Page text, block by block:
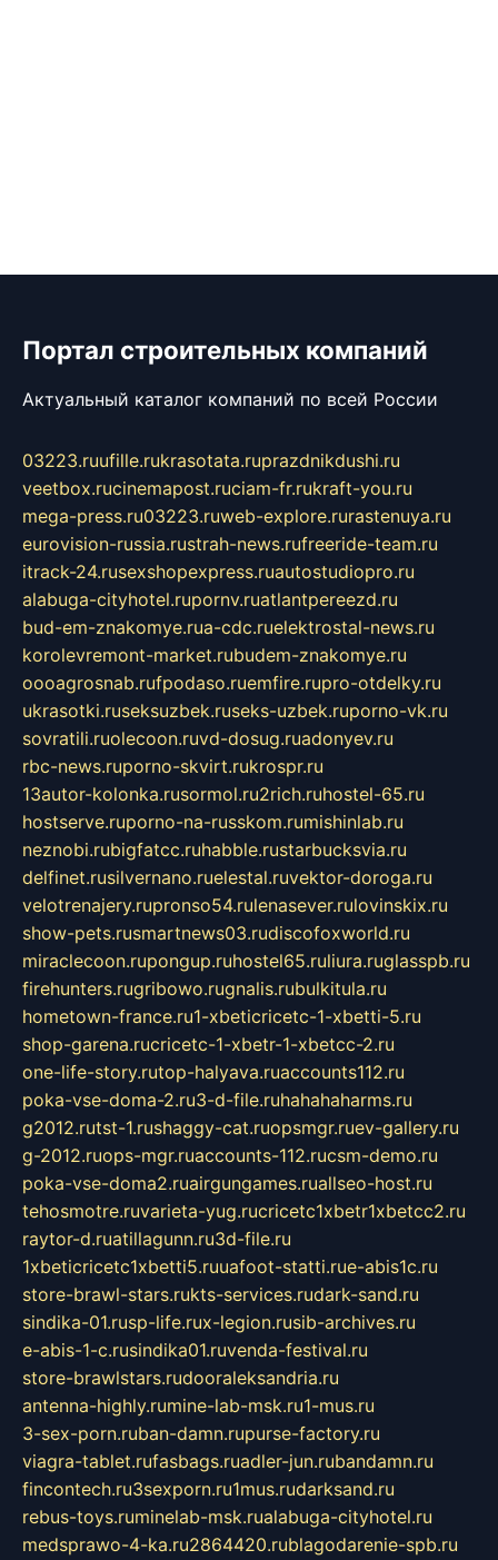
Портал строительных компаний
Актуальный каталог компаний по всей России
03223.ruufille.rukrasotata.ruprazdnikdushi.ru
veetbox.rucinemapost.ruciam-fr.rukraft-you.ru
mega-press.ru03223.ruweb-explore.rurastenuya.ru
eurovision-russia.rustrah-news.rufreeride-team.ru
itrack-24.rusexshopexpress.ruautostudiopro.ru
alabuga-cityhotel.rupornv.ruatlantpereezd.ru
bud-em-znakomye.rua-cdc.ruelektrostal-news.ru
korolevremont-market.rubudem-znakomye.ru
oooagrosnab.rufpodaso.ruemfire.rupro-otdelky.ru
ukrasotki.ruseksuzbek.ruseks-uzbek.ruporno-vk.ru
sovratili.ruolecoon.ruvd-dosug.ruadonyev.ru
rbc-news.ruporno-skvirt.rukrospr.ru
13autor-kolonka.rusormol.ru2rich.ruhostel-65.ru
hostserve.ruporno-na-russkom.rumishinlab.ru
neznobi.rubigfatcc.ruhabble.rustarbucksvia.ru
delfinet.rusilvernano.ruelestal.ruvektor-doroga.ru
velotrenajery.rupronso54.rulenasever.rulovinskix.ru
show-pets.rusmartnews03.rudiscofoxworld.ru
miraclecoon.rupongup.ruhostel65.ruliura.ruglasspb.ru
firehunters.rugribowo.rugnalis.rubulkitula.ru
hometown-france.ru1-xbeticricetc-1-xbetti-5.ru
shop-garena.rucricetc-1-xbetr-1-xbetcc-2.ru
one-life-story.rutop-halyava.ruaccounts112.ru
poka-vse-doma-2.ru3-d-file.ruhahahaharms.ru
g2012.rutst-1.rushaggy-cat.ruopsmgr.ruev-gallery.ru
g-2012.ruops-mgr.ruaccounts-112.rucsm-demo.ru
poka-vse-doma2.ruairgungames.ruallseo-host.ru
tehosmotre.ruvarieta-yug.rucricetc1xbetr1xbetcc2.ru
raytor-d.ruatillagunn.ru3d-file.ru
1xbeticricetc1xbetti5.ruuafoot-statti.rue-abis1c.ru
store-brawl-stars.rukts-services.rudark-sand.ru
sindika-01.rusp-life.rux-legion.rusib-archives.ru
e-abis-1-c.rusindika01.ruvenda-festival.ru
store-brawlstars.rudooraleksandria.ru
antenna-highly.rumine-lab-msk.ru1-mus.ru
3-sex-porn.ruban-damn.rupurse-factory.ru
viagra-tablet.rufasbags.ruadler-jun.rubandamn.ru
fincontech.ru3sexporn.ru1mus.rudarksand.ru
rebus-toys.ruminelab-msk.rualabuga-cityhotel.ru
medsprawo-4-ka.ru2864420.rublagodarenie-spb.ru